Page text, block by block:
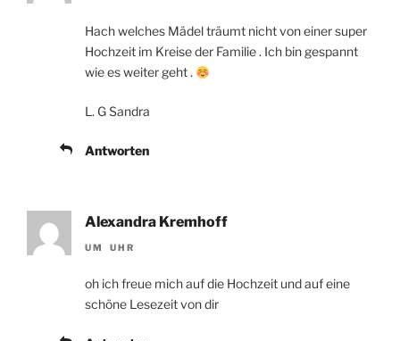
Hach welches Mädel träumt nicht von einer super
Hochzeit im Kreise der Familie . Ich bin gespannt
wie es weiter geht .
L. G Sandra
Antworten
Alexandra Kremhoff
UM UHR
oh ich freue mich auf die Hochzeit und auf eine
schöne Lesezeit von dir